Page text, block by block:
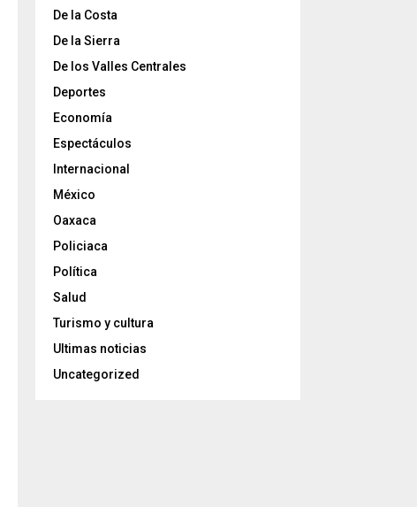
De la Costa
De la Sierra
De los Valles Centrales
Deportes
Economía
Espectáculos
Internacional
México
Oaxaca
Policiaca
Política
Salud
Turismo y cultura
Ultimas noticias
Uncategorized